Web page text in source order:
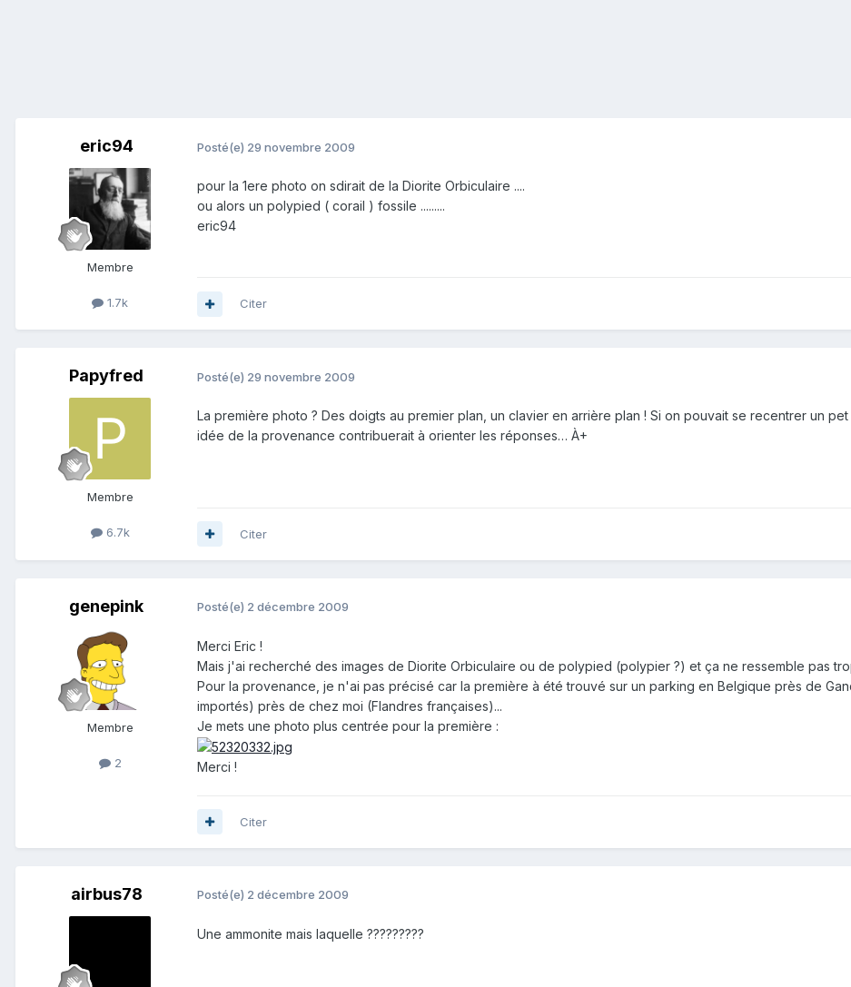
eric94
Membre
1.7k
Posté(e) 29 novembre 2009
pour la 1ere photo on sdirait de la Diorite Orbiculaire ....
ou alors un polypied ( corail ) fossile .........
eric94
Citer
Papyfred
Membre
6.7k
Posté(e) 29 novembre 2009
La première photo ? Des doigts au premier plan, un clavier en arrière plan ! Si on pouvait se recentrer un
idée de la provenance contribuerait à orienter les réponses… À+
Citer
genepink
Membre
2
Posté(e) 2 décembre 2009
Merci Eric !
Mais j'ai recherché des images de Diorite Orbiculaire ou de polypied (polypier ?) et ça ne ressemble pas
Pour la provenance, je n'ai pas précisé car la première à été trouvé sur un parking en Belgique près de
importés) près de chez moi (Flandres françaises)...
Je mets une photo plus centrée pour la première :
Merci !
Citer
airbus78 Posté(e) 2 décembre 2009
Une ammonite mais laquelle ?????????